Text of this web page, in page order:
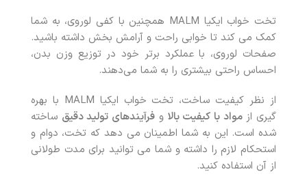
تخت خواب ایکیا MALM همچنین با کفی لوروی، به شما
کمک می کند تا خوابی راحت و آرامش بخش داشته باشید.
صفحات لوروی، با عملکرد برتر خود در توزیع وزن بدن،
احساس راحتی بیشتری را به شما می‌دهند.
از نظر کیفیت ساخت، تخت خواب ایکیا MALM با بهره
گیری ازمواد با کیفیت بالا و فرآیندهای تولید دقیق ساخته
شده است. این به شما اطمینان می دهد که تخت، دوام و
استحکام لازم را داشته و شما می توانید برای مدت طولانی
از آن استفاده کنید.